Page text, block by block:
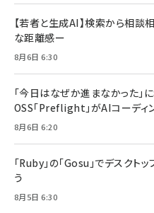
【若者と生成AI】検索から相談
な距離感ー
8月6日 6:30
「今日はなぜか進まなかった」
OSS「Preflight」がAIコーディ
8月6日 6:20
「Ruby」の「Gosu」でデスクト
う
8月5日 6:30